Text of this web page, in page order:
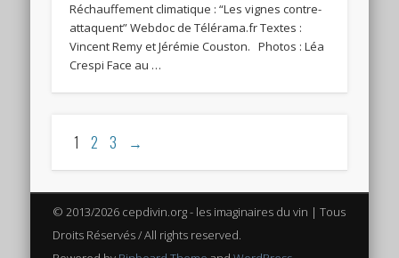
Réchauffement climatique : “Les vignes contre-
attaquent” Webdoc de Télérama.fr Textes :
Vincent Remy et Jérémie Couston. Photos : Léa
Crespi Face au …
1 2 3 →
© 2013/2026 cepdivin.org - les imaginaires du vin | Tous
Droits Réservés / All rights reserved.